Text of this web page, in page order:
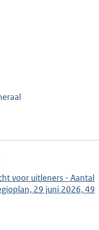
voor uitleners - Aantal
29 juni 2026, 49